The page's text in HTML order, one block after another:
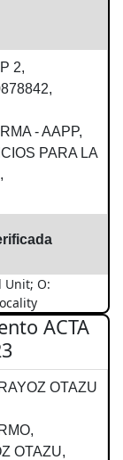
2,
- AAPP,
PARA LA
Unit; O:
ACTA
OTAZU
OTAZU,